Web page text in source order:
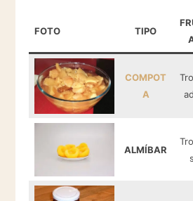
FOTO TIPO
COMPOT
A
ALMÍBAR
s